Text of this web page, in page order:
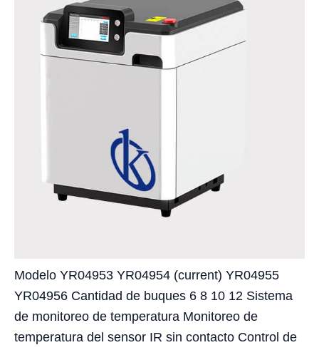
Modelo YR04953 YR04954 (current) YR04955
YR04956 Cantidad de buques 6 8 10 12 Sistema
de monitoreo de temperatura Monitoreo de
temperatura del sensor IR sin contacto Control de